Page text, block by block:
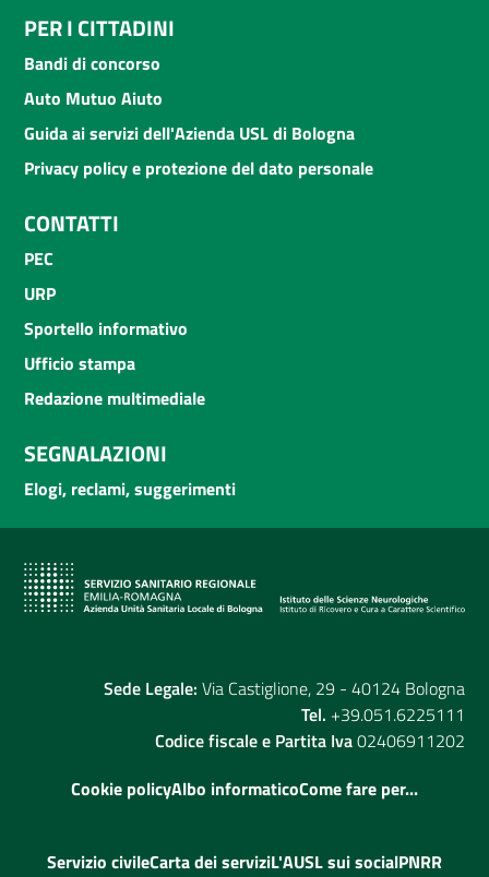
PER I CITTADINI
Bandi di concorso
Auto Mutuo Aiuto
Guida ai servizi dell'Azienda USL di Bologna
Privacy policy e protezione del dato personale
CONTATTI
PEC
URP
Sportello informativo
Ufficio stampa
Redazione multimediale
SEGNALAZIONI
Elogi, reclami, suggerimenti
Sede Legale: Via Castiglione, 29 - 40124 Bologna
Tel. +39.051.6225111
Codice fiscale e Partita Iva02406911202
Cookie policyAlbo informaticoCome fare per...
Servizio civileCarta dei serviziL'AUSL sui socialPNRR